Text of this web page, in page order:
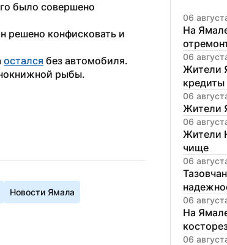
было совершено
решено конфисковать и
остался без автомобиля.
рыбы.
Новости Ямала
06
На
06
Жители
кредиты
06
Жители
06
Жители
чище
06
06
На
06